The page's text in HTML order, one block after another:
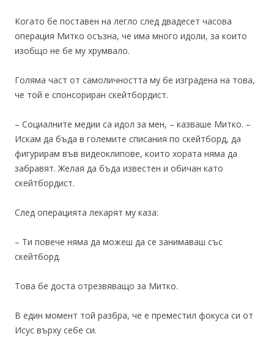
Когато бе поставен на легло след двадесет часова
операция Митко осъзна, че има много идоли, за които
изобщо не бе му хрумвало.
Голяма част от самоличността му бе изградена на това,
че той е спонсориран скейтбордист.
– Социалните медии са идол за мен, – казваше Митко. –
Искам да бъда в големите списания по скейтборд, да
фигурирам във видеоклипове, които хората няма да
забравят. Желая да бъда известен и обичан като
скейтбордист.
След операцията лекарят му каза:
– Ти повече няма да можеш да се занимаваш със
скейтборд.
Това бе доста отрезвяващо за Митко.
В един момент той разбра, че е преместил фокуса си от
Исус върху себе си.